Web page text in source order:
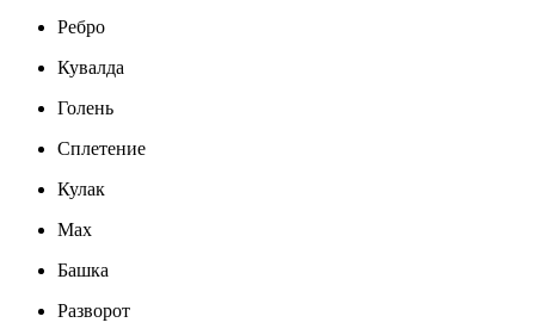
Ребро
Кувалда
Голень
Сплетение
Кулак
Мах
Башка
Разворот